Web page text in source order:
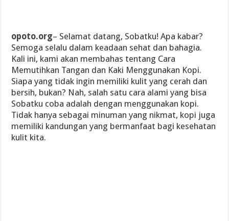
opoto.org– Selamat datang, Sobatku! Apa kabar?
Semoga selalu dalam keadaan sehat dan bahagia.
Kali ini, kami akan membahas tentang Cara
Memutihkan Tangan dan Kaki Menggunakan Kopi.
Siapa yang tidak ingin memiliki kulit yang cerah dan
bersih, bukan? Nah, salah satu cara alami yang bisa
Sobatku coba adalah dengan menggunakan kopi.
Tidak hanya sebagai minuman yang nikmat, kopi juga
memiliki kandungan yang bermanfaat bagi kesehatan
kulit kita.